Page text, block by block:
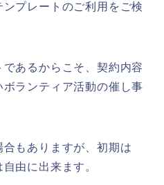
プレートのご利用をご検
あるからこそ、契約内容
ランティア活動の催し事
合もありますが、初期は
由に出来ます。